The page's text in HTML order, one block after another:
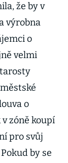
že by v
výrobna
o
velmi
o
zóně koupí
pro svůj
by se